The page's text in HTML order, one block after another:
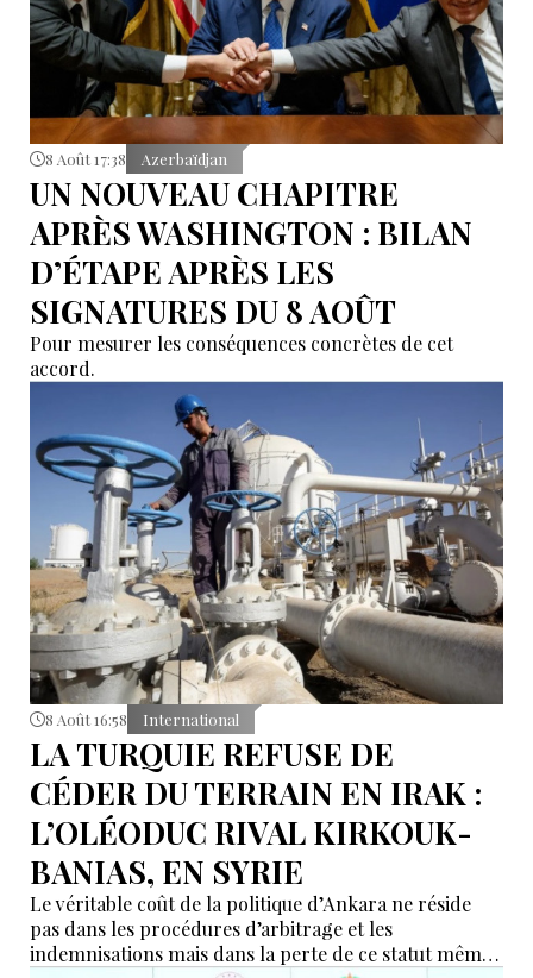
8 Août 17:38 Azerbaïdjan
UN NOUVEAU CHAPITRE
APRÈS WASHINGTON : BILAN
D’ÉTAPE APRÈS LES
SIGNATURES DU 8 AOÛT
Pour mesurer les conséquences concrètes de cet
accord.
8 Août 16:58 International
LA TURQUIE REFUSE DE
CÉDER DU TERRAIN EN IRAK :
L’OLÉODUC RIVAL KIRKOUK-
BANIAS, EN SYRIE
Le véritable coût de la politique d’Ankara ne réside
pas dans les procédures d’arbitrage et les
indemnisations mais dans la perte de ce statut même